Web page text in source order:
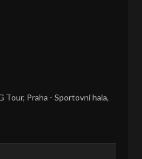
Tour, Praha - Sportovní hala,